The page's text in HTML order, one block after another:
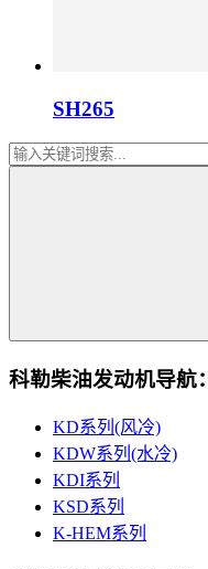
SH265
科勒柴油发动机导航：
KD系列(风冷)
KDW系列(水冷)
KDI系列
KSD系列
K-HEM系列